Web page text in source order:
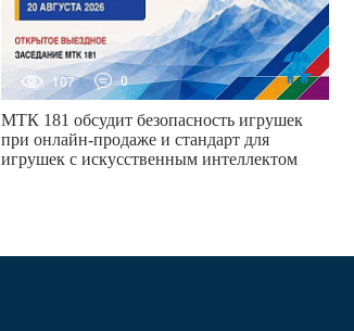
107 0
МТК 181 обсудит безопасность игрушек
при онлайн-продаже и стандарт для
игрушек с искусственным интеллектом